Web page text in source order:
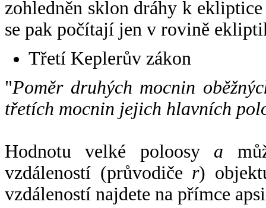
zohledněn sklon dráhy k
se pak počítají jen v rovině
Třetí Keplerův zákon
"Poměr druhých mocnin
třetích mocnin jejich hlavních
Hodnotu velké poloosy a
vzdáleností (průvodiče r)
vzdáleností najdete na přímce